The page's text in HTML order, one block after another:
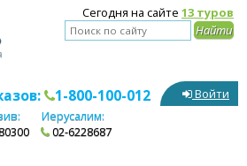
Сегодня на сайте 13 туров
1-800-100-012
Иерусалим:
02-6228687
Войти